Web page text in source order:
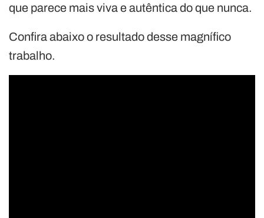
que parece mais viva e autêntica do que nunca.
Confira abaixo o resultado desse magnífico
trabalho.